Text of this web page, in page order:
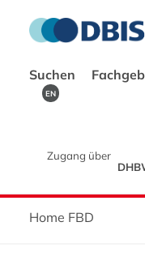
Suchen
EN
Zugang über
Home FBD